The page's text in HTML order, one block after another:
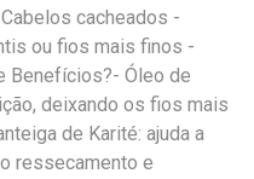
cacheados -
ou fios mais finos -
Benefícios?- Óleo de
deixando os fios mais
de Karité: ajuda a
ressecamento e